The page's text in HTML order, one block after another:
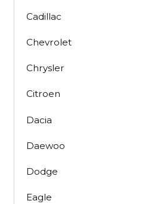
Cadillac
Chevrolet
Chrysler
Citroen
Dacia
Daewoo
Dodge
Eagle